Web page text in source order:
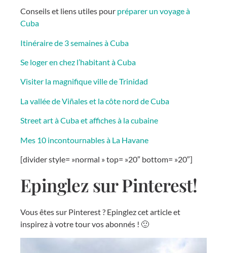
Conseils et liens utiles pour préparer un voyage à
Cuba
Itinéraire de 3 semaines à Cuba
Se loger en chez l’habitant à Cuba
Visiter la magnifique ville de Trinidad
La vallée de Viñales et la côte nord de Cuba
Street art à Cuba et affiches à la cubaine
Mes 10 incontournables à La Havane
[divider style= »normal » top= »20″ bottom= »20″]
Epinglez sur Pinterest!
Vous êtes sur Pinterest ? Epinglez cet article et
inspirez à votre tour vos abonnés ! 🙂